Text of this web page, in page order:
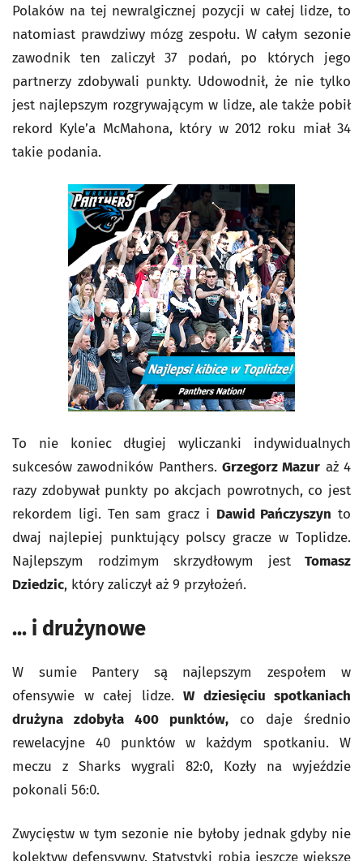
Polaków na tej newralgicznej pozycji w całej lidze, to
natomiast prawdziwy mózg zespołu. W całym sezonie
zawodnik ten zaliczył 37 podań, po których jego
partnerzy zdobywali punkty. Udowodnił, że nie tylko
jest najlepszym rozgrywającym w lidze, ale także pobił
rekord Kyle’a McMahona, który w 2012 roku miał 34
takie podania.
To nie koniec długiej wyliczanki indywidualnych
sukcesów zawodników Panthers. Grzegorz Mazur aż 4
razy zdobywał punkty po akcjach powrotnych, co jest
rekordem ligi. Ten sam gracz i Dawid Pańczyszyn to
dwaj najlepiej punktujący polscy gracze w Toplidze.
Najlepszym rodzimym skrzydłowym jest Tomasz
Dziedzic, który zaliczył aż 9 przyłożeń.
... i drużynowe
W sumie Pantery są najlepszym zespołem w
ofensywie w całej lidze. W dziesięciu spotkaniach
drużyna zdobyła 400 punktów, co daje średnio
rewelacyjne 40 punktów w każdym spotkaniu. W
meczu z Sharks wygrali 82:0, Kozły na wyjeździe
pokonali 56:0.
Zwycięstw w tym sezonie nie byłoby jednak gdyby nie
kolektyw defensywny. Statystyki robią jeszcze większe